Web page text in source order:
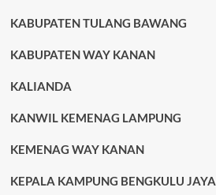
KABUPATEN TULANG BAWANG
KABUPATEN WAY KANAN
KALIANDA
KANWIL KEMENAG LAMPUNG
KEMENAG WAY KANAN
KEPALA KAMPUNG BENGKULU JAYA